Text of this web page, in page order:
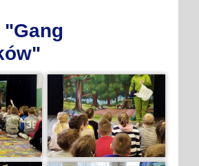
"Gang